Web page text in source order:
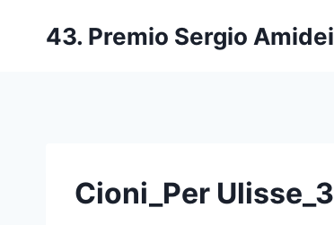
43. Premio Sergio Amidei
Cioni_Per Ulisse_3